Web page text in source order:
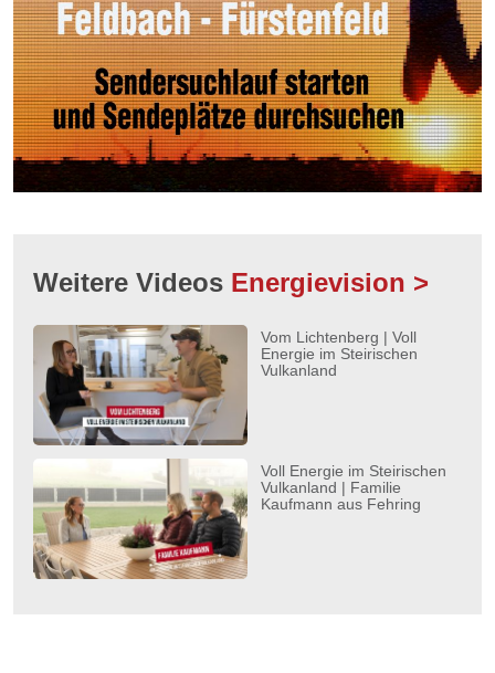
Weitere Videos Energievision >
Vom Lichtenberg | Voll
Energie im Steirischen
Vulkanland
Voll Energie im Steirischen
Vulkanland | Familie
Kaufmann aus Fehring